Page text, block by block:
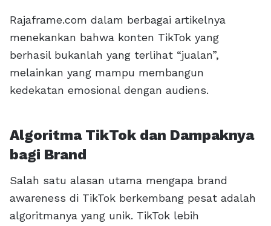
Rajaframe.com dalam berbagai artikelnya
menekankan bahwa konten TikTok yang
berhasil bukanlah yang terlihat “jualan”,
melainkan yang mampu membangun
kedekatan emosional dengan audiens.
Algoritma TikTok dan Dampaknya
bagi Brand
Salah satu alasan utama mengapa brand
awareness di TikTok berkembang pesat adalah
algoritmanya yang unik. TikTok lebih